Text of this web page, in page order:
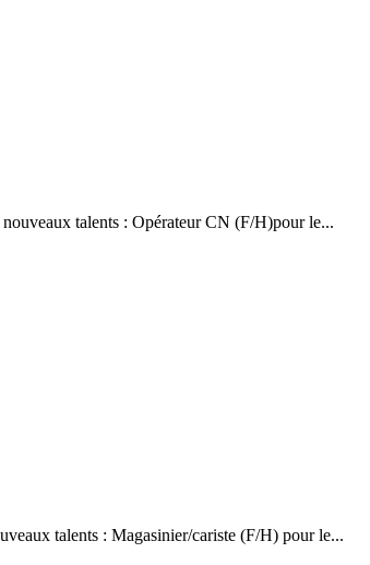
talents : Opérateur CN (F/H)pour le...
talents : Magasinier/cariste (F/H) pour le...